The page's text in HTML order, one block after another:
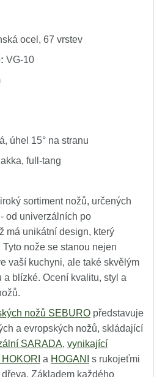
ocel, 67 vrstev
VG-10
úhel 15° na stranu
full-tang
sortiment nožů, určených
od univerzálních po
má unikátní design, který
nože se stanou nejen
vaší kuchyni, ale také skvělým
blízké. Ocení kvalitu, styl a
nožů SEBURO představuje
a evropských nožů, skládající
SARADA, vynikající
a HOGANI
s rukojeťmi
Základem každého